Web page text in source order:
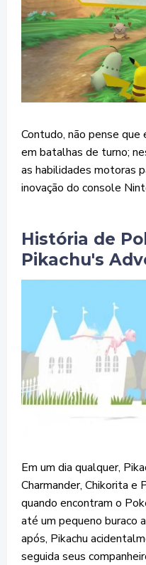
Contudo, não pense
em batalhas de turno;
as habilidades motoras
inovação do console
História de
Pikachu's
Em um dia qualquer,
Charmander, Chikorita
quando encontram o
até um pequeno buraco
após, Pikachu
seguida seus